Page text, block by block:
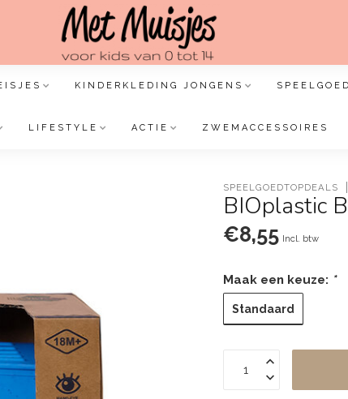
KINDERKLEDING JONGENS SPEELGOED
LIFESTYLE ACTIE ZWEMACCESSOIRES
SPEELGOEDTOPDEALS
BIOplastic
€8,55 Incl. btw
Maak een keuze: *
Standaard